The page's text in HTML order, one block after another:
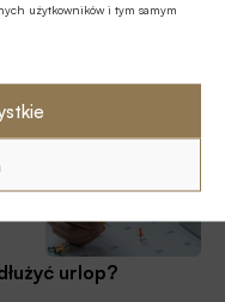
użytkowników i tym samym
stóp
To znaczy, że raty
a lokaty mogą być
prognozom, to
urlop?